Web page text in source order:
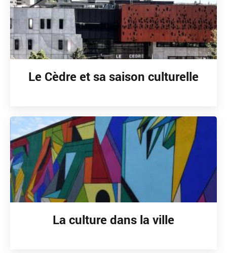
Le Cèdre et sa saison culturelle
La culture dans la ville